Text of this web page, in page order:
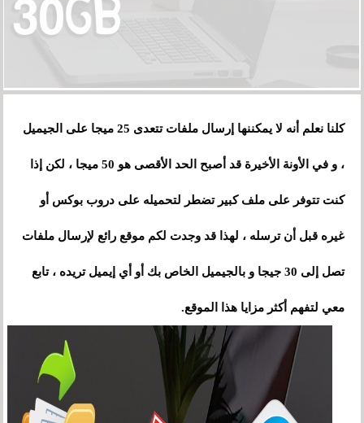
كلنا نعلم أنه لا يمكننها إرسال ملفات تتعدى 25 ميجا على الجيميل
، و في الأونة الأخيرة قد أصبح الحد الأقصى هو 50 ميجا ، لكن إذا
كنت تتوفر على ملف كبير تضطر لتحميله على دروب بوكس أو
غيره قبل أن ترسله ، لهذا قد وجدت لكم موقع رائع لإرسال ملفات
تصل إلى 30 جيجا و بالجيميل الخاص بك أو أي إيميل تريده ، تابع
معي لتفهم أكثر مزايا هذا الموقع.